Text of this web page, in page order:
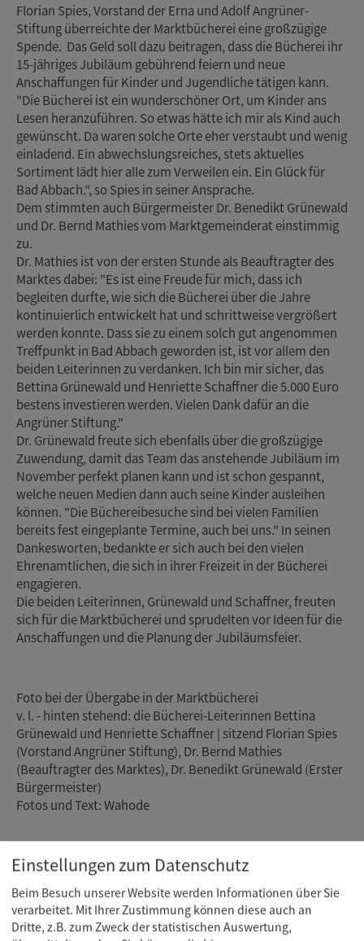
Florian Spies, Vorstand der Erna und Adolf Angrüner-
Stiftung überreichte der Marktbücherei eine großzügige
Spende. Das Geld soll dazu beitragen, dass die Bücherei ihr
15-jähriges Jubiläum gebührend feiern und neue
Anschaffungen für Kinder und Jugendliche tätigen kann.
"Die Bücherei ist ein wunderschöner Ort, um Kinder ans
Lesen heranzuführen. So etwas hätte ich mir als Kind auch
gewünscht. Da waren solche Orte eher verstaubt und wenig
einladend. Ein abwechslungsreiches, stets aktuelles
Sortiment lädt hier alle zum Verweilen ein. Ein Glück für
Bad Abbach.", so Spies in seiner Ansprache.
Dem stimmten auch Bürgermeister Dr. Benedikt Grünewald
und Dr. Bernd Mathies vom Marktgemeinderat einstimmig
zu.
Dr. Mathies ist von der ersten Stunde als Beauftragter des
Marktes dabei: "Es ist eine Freude für mich, dass ich
begleiten durfte, wie sich die Bücherei über die Jahre
kontinuierlich entwickelt hat und schrittweise vergrößert
werden konnte. Dass sie zu einem solch gut angenommen
Treffpunkt in Bad Abbach geworden ist, ist vor allem den
beiden Leiterinnen zu verdanken. Ich bin mir sicher, das
Bettina Grünewald und Henriette Schaffner die 5.000 Euro
bestens investieren werden. Vielen Dank dafür an die
Angrüner Stiftung."
Dr. Grünewald freute sich ebenfalls über die großzügige
Zuwendung, damit das Team das anstehende Jubiläum im
November perfekt planen kann und ist schon gespannt,
welche neuen Medien dann auch seine Kinder ausleihen
können. "Die Büchereibesuche sind bei vielen Familien
bereits fest eingeplante Termine, auch bei uns." In seinen
Dankesworten, bedankte er sich auch bei den vielen
Ehrenamtlichen, die sich in ihrer Freizeit in der Bücherei
engagieren.
Die beiden Leiterinnen, Grünewald und Schaffner, freuten
sich für die Marktbücherei und sprudelten vor Ideen für die
Anschaffungen und die Planung der Jubiläumsfeier.
Foto bei der Übergabe in der Marktbücherei
v. l. - hinten stehend: die Bücherei-Leiterinnen Bettina
Grünewald und Henriette Schaffner | sitzend Florian Spies
(Vorstand Angrüner Stiftung), Dr. Bernd Mathies
(Beauftragter des Marktes), Dr. Benedikt Grünewald (Erster
Bürgermeister)
Fotos und Text: Wahode
Download Pressemeldung
Einstellungen zum Datenschutz
Beim Besuch unserer Website werden Informationen über Sie
verarbeitet. Mit Ihrer Zustimmung können diese auch an
Dritte, z.B. zum Zweck der statistischen Auswertung,